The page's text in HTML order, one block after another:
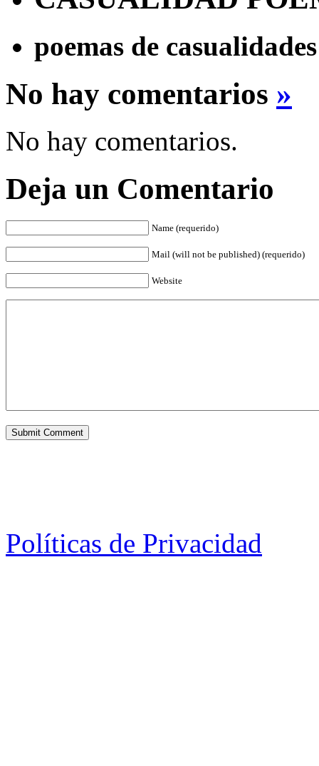
poemas de casualidades
No hay comentarios »
No hay comentarios.
Deja un Comentario
Name (requerido)
Mail (will not be published) (requerido)
Website
Políticas de Privacidad